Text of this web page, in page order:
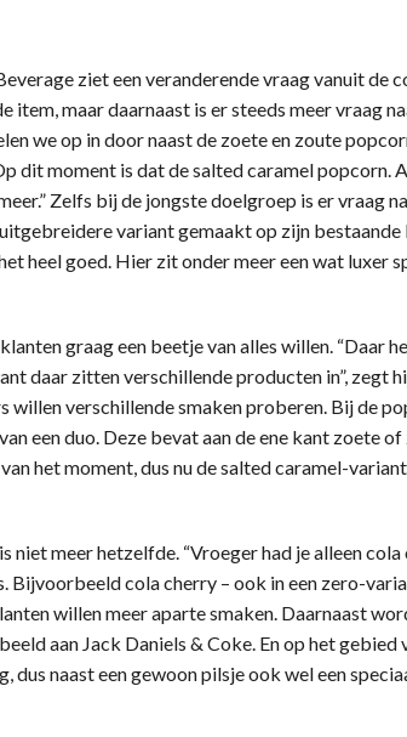
ziet een veranderende vraag vanuit de
item, maar daarnaast is er steeds meer vraag
we op in door naast de zoete en zoute
dit moment is dat de salted caramel popcorn.
Zelfs bij de jongste doelgroep is er vraag
variant gemaakt op zijn bestaande
heel goed. Hier zit onder meer een wat luxer
graag een beetje van alles willen. “Daar
daar zitten verschillende producten in”, zegt
willen verschillende smaken proberen. Bij de
een duo. Deze bevat aan de ene kant zoete
het moment, dus nu de salted caramel-
niet meer hetzelfde. “Vroeger had je alleen
Bijvoorbeeld cola cherry – ook in een zero-
willen meer aparte smaken. Daarnaast
aan Jack Daniels & Coke. En op het gebied
dus naast een gewoon pilsje ook wel een